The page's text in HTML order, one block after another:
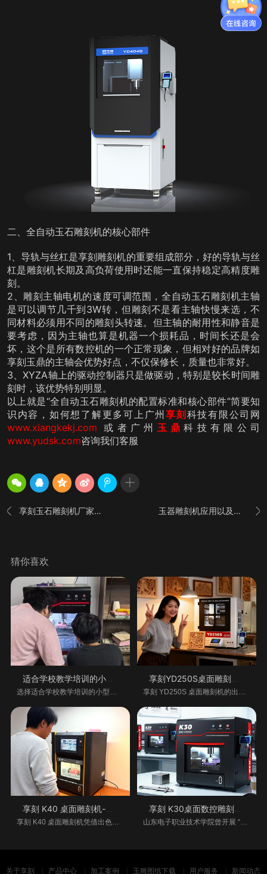
二、全自动玉石雕刻机的核心部件
1、导轨与丝杠是享刻雕刻机的重要组成部分，好的导轨与丝
杠是雕刻机长期及高负荷使用时还能一直保持稳定高精度雕
刻。
2、雕刻主轴电机的速度可调范围，全自动玉石雕刻机主轴
是可以调节几千到3W转，但雕刻不是看主轴快慢来选，不
同材料必须用不同的雕刻头转速。但主轴的耐用性和静音是
要考虑，因为主轴也算是机器一个损耗品，时间长还是会
坏，这个是所有数控机的一个正常现象，但相对好的品牌如
享刻玉鼎的主轴会优势好点，不仅保修长，质量也非常好。
3、XYZA轴上的驱动控制器只是做驱动，特别是较长时间雕
刻时，该优势特别明显。
以上就是“全自动玉石雕刻机的配置标准和核心部件”简要知
识内容，如何想了解更多可上广州享刻科技有限公司网
www.xiangkekj.com 或者广州 玉鼎科技有限公司
www.yudsk.com咨询我们客服
 享刻玉石雕刻机厂家教大家如何判断玉雕机质量 
玉器雕刻机应用以及区分_享刻雕刻机厂家
猜你喜欢
选择适合学校教学培训的小型桌面雕刻机，需综 享刻 YD250S 桌面雕刻机的出现，打破了这一困境
享刻 K40 桌面雕刻机-多行业的创意与生产
享刻 K40 桌面雕刻机凭借出色性能，在多个行业大
享刻 K30桌面数控雕刻机助力教学实践创新
山东电子职业技术学院曾开展 “雕刻机使用实践
关于享刻 产品中心 加工案例 玉雕图纸下载 用户服务 新闻动态